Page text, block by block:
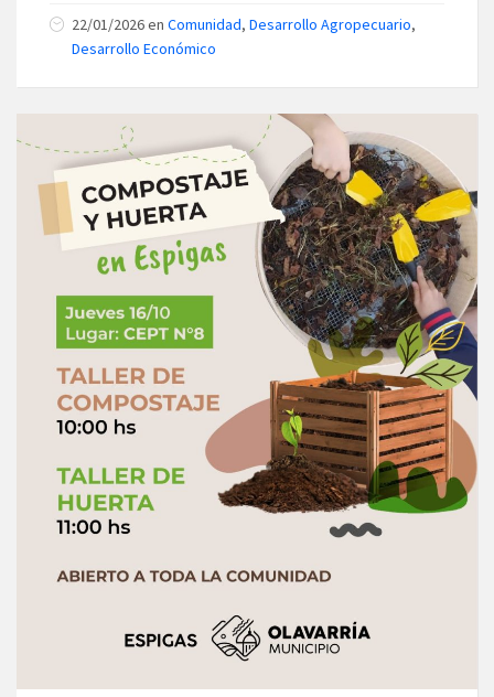
22/01/2026en Comunidad, Desarrollo Agropecuario,
Desarrollo Económico